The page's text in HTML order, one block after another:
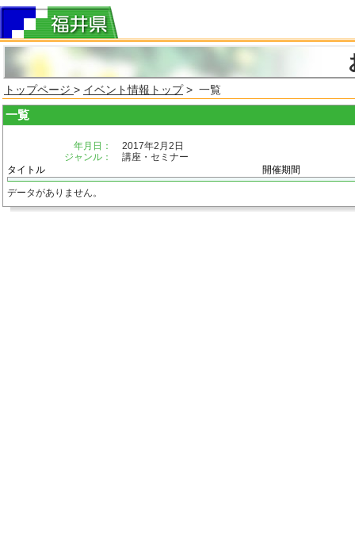
トップページ > イベント情報トップ> 一覧
一覧
年月日：
2017年2月2日
ジャンル：
講座・セミナー
タイトル
開催期間
データがありません。